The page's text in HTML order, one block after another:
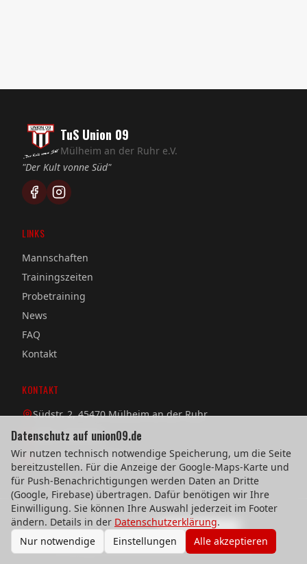
TuS Union 09
Mülheim an der Ruhr e.V.
"Der Kult vonne Süd"
LINKS
Mannschaften
Trainingszeiten
Probetraining
News
FAQ
Kontakt
KONTAKT
Südstr. 2, 45470 Mülheim an der Ruhr
0208 / 38 08 58
verein@union09.de
©2026TuS Union 09 Mülheim e.V.
Impressum DatenschutzCookie-Einstellungen
Webdesign & technische Umsetzung: SeeYoo Media
Datenschutz auf union09.de
Wir nutzen technisch notwendige Speicherung, um die Seite
bereitzustellen. Für die Anzeige der Google-Maps-Karte und
für Push-Benachrichtigungen werden Daten an Dritte
(Google, Firebase) übertragen. Dafür benötigen wir Ihre
Einwilligung. Sie können Ihre Auswahl jederzeit im Footer
ändern. Details in der Datenschutzerklärung.
Nur notwendige
Einstellungen Alle akzeptieren